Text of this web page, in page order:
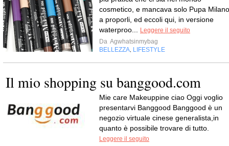
cosmetico, e mancava solo Pupa Milano
a proporli, ed eccoli qui, in versione
waterproo...
Leggere il seguito
Da Agwhatsinmybag
BELLEZZA LIFESTYLE
Il mio shopping su banggood.com
Mie care Makeuppine ciao Oggi voglio
presentarvi Banggood Banggood è un
negozio virtuale cinese generalista,in
quanto è possibile trovare di tutto.
Leggere il seguito